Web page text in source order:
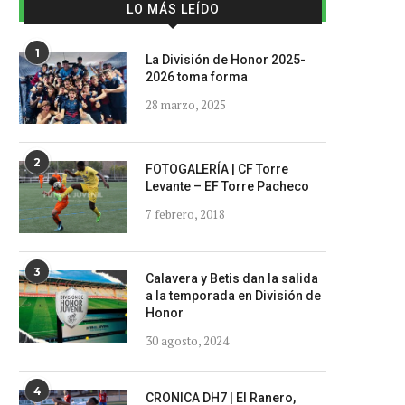
LO MÁS LEÍDO
1
La División de Honor 2025-
2026 toma forma
28 marzo, 2025
2
FOTOGALERÍA | CF Torre
Levante – EF Torre Pacheco
7 febrero, 2018
3
Calavera y Betis dan la salida
a la temporada en División de
Honor
30 agosto, 2024
4 CRONICA DH7 | El Ranero,